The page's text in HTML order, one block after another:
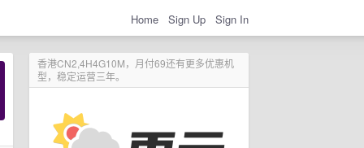
Home Sign Up Sign In
香港CN2,4H4G10M，月付69还有更多优惠机
型，稳定运营三年。